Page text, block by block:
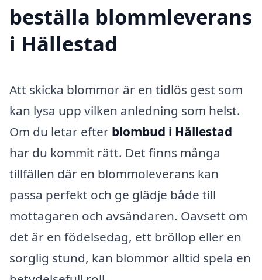
beställa blommleverans
i Hällestad
Att skicka blommor är en tidlös gest som
kan lysa upp vilken anledning som helst.
Om du letar efter blombud i Hällestad
har du kommit rätt. Det finns många
tillfällen där en blommoleverans kan
passa perfekt och ge glädje både till
mottagaren och avsändaren. Oavsett om
det är en födelsedag, ett bröllop eller en
sorglig stund, kan blommor alltid spela en